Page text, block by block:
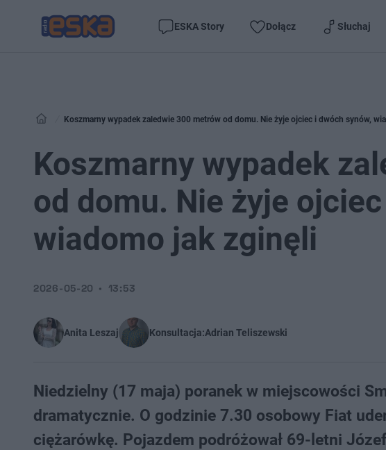
ESKA Story Dołącz Słuchaj
Koszmarny wypadek zaledwie 300 metrów od domu. Nie żyje ojciec i dwóch synów,
Koszmarny wypadek
od domu. Nie żyje
wiadomo jak zginęli
Anita Leszaj Konsultacja:Adrian Teliszewski
2026-05-20 13:53
Niedzielny (17 maja) poranek w miejscowości
dramatycznie. O godzinie 7.30 osobowy Fiat
ciężarówkę. Pojazdem podróżował 69-letni